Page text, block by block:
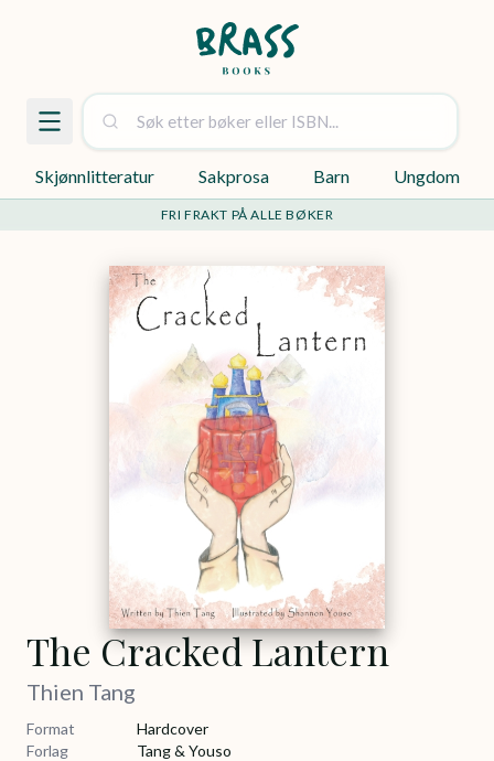
Skjønnlitteratur Sakprosa Barn Ungdom
FRI FRAKT PÅ ALLE BØKER
The Cracked Lantern
Thien Tang
Format
Hardcover
Forlag
Tang & Youso